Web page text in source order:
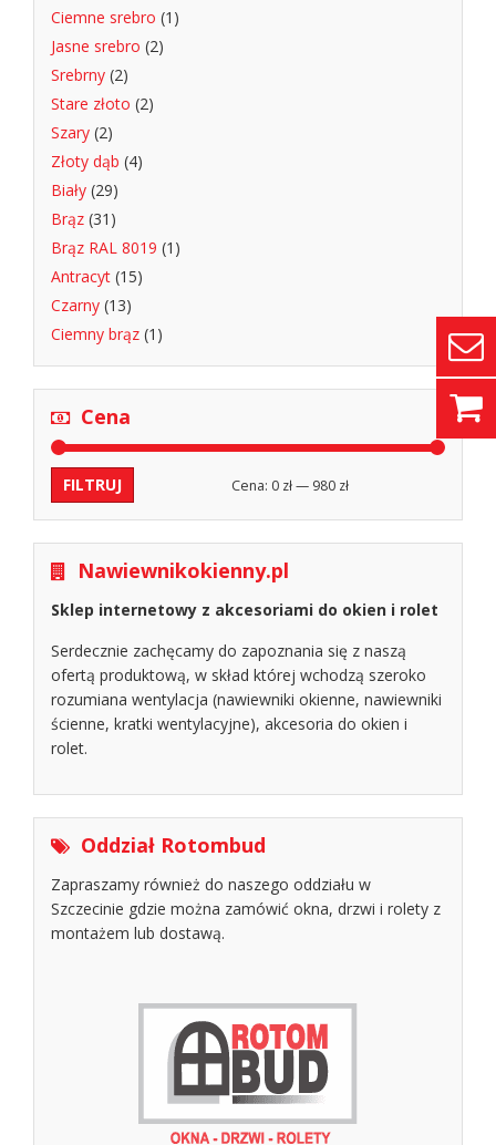
Ciemne srebro (1)
Jasne srebro (2)
Srebrny (2)
Stare złoto (2)
Szary (2)
Złoty dąb (4)
Biały (29)
Brąz (31)
Brąz RAL 8019 (1)
Antracyt (15)
Czarny (13)
Ciemny brąz (1)
Cena
Cena
Cena
FILTRUJ Cena: 0 zł— 980 zł
Nawiewnikokienny.pl
Sklep internetowy z akcesoriami do okien i rolet
Serdecznie zachęcamy do zapoznania się z naszą
ofertą produktową, w skład której wchodzą szeroko
rozumiana wentylacja (nawiewniki okienne, nawiewniki
ścienne, kratki wentylacyjne), akcesoria do okien i
rolet.
Oddział Rotombud
Zapraszamy również do naszego oddziału w
Szczecinie gdzie można zamówić okna, drzwi i rolety z
montażem lub dostawą.